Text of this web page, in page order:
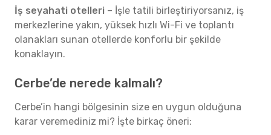
İş seyahati otelleri – İşle tatili birleştiriyorsanız, iş
merkezlerine yakın, yüksek hızlı Wi-Fi ve toplantı
olanakları sunan otellerde konforlu bir şekilde
konaklayın.
Cerbe’de nerede kalmalı?
Cerbe’in hangi bölgesinin size en uygun olduğuna
karar veremediniz mi? İşte birkaç öneri: